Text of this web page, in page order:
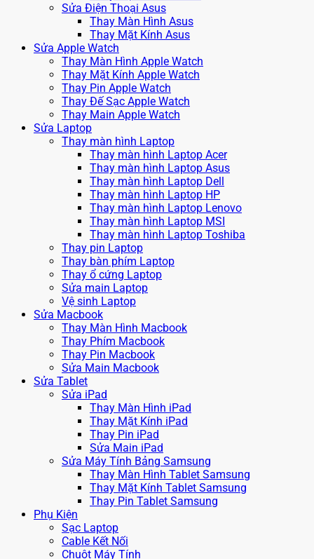
Sửa Điện Thoại Asus
Thay Màn Hình Asus
Thay Mặt Kính Asus
Sửa Apple Watch
Thay Màn Hình Apple Watch
Thay Mặt Kính Apple Watch
Thay Pin Apple Watch
Thay Đế Sạc Apple Watch
Thay Main Apple Watch
Sửa Laptop
Thay màn hình Laptop
Thay màn hình Laptop Acer
Thay màn hình Laptop Asus
Thay màn hình Laptop Dell
Thay màn hình Laptop HP
Thay màn hình Laptop Lenovo
Thay màn hình Laptop MSI
Thay màn hình Laptop Toshiba
Thay pin Laptop
Thay bàn phím Laptop
Thay ổ cứng Laptop
Sửa main Laptop
Vệ sinh Laptop
Sửa Macbook
Thay Màn Hình Macbook
Thay Phím Macbook
Thay Pin Macbook
Sửa Main Macbook
Sửa Tablet
Sửa iPad
Thay Màn Hình iPad
Thay Mặt Kính iPad
Thay Pin iPad
Sửa Main iPad
Sửa Máy Tính Bảng Samsung
Thay Màn Hình Tablet Samsung
Thay Mặt Kính Tablet Samsung
Thay Pin Tablet Samsung
Phụ Kiện
Sạc Laptop
Cable Kết Nối
Chuột Máy Tính